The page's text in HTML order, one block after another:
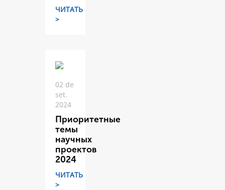
ЧИТАТЬ
>
02 de
set.
2024
Приоритетные
темы
научных
проектов
2024
ЧИТАТЬ
>